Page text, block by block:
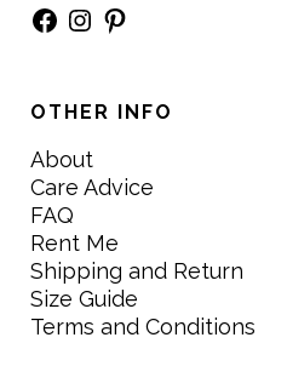
Facebook
Instagram
Pinterest
OTHER INFO
About
Care Advice
FAQ
Rent Me
Shipping and Return
Size Guide
Terms and Conditions